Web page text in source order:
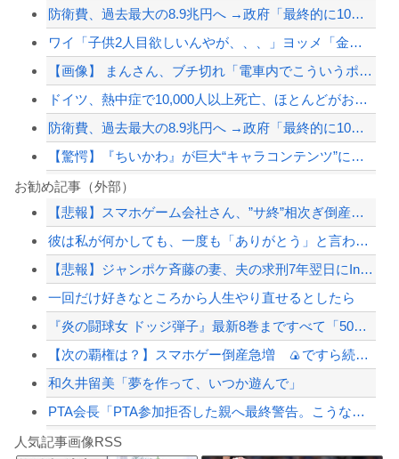
防衛費、過去最大の8.9兆円へ →政府「最終的に10兆円規模になる可能性」
ワイ「子供2人目欲しいんやが、、、」ヨッメ「金は？育児は？私の仕事は？キャリアは...
【画像】 まんさん、ブチ切れ「電車内でこういうポジのおじ、ガチでイラネ」→
ドイツ、熱中症で10,000人以上死亡、ほとんどがお前らと同年代で若者は元気💪
防衛費、過去最大の8.9兆円へ →政府「最終的に10兆円規模になる可能性」
【驚愕】『ちいかわ』が巨大“キャラコンテンツ”になった理由
【完結編】友人から俺の嫁と子が不審な男と歩いてると聞いた俺。単身赴任先から興信所...
【地震】東京練馬区で震度2、千葉や神奈川でも揺れ…お前ら気付いた？
ジャンポケ斎藤と代理人のやりとり、「地獄すぎて完全にコントになってる……」と衝撃...
【配信者】「金バエ」のSNS更新が1週間途絶え、様々な憶測が飛び交う。1週間ぶり...
【緊急速報】NYで警官が黒人男性の首を絞め、暴動第二波不可避へ
Powered by livedoor 相互RSS
お勧め記事（外部）
【悲報】スマホゲーム会社さん、”サ終”相次ぎ倒産しまくってる模様
彼は私が何かしても、一度も「ありがとう」と言わない
【悲報】ジャンポケ斉藤の妻、夫の求刑7年翌日にInstagram更新「楽しすぎた...
一回だけ好きなところから人生やり直せるとしたら
『炎の闘球女 ドッジ弾子』最新8巻まですべて「50％ポイント還元」セール！3,5...
【次の覇権は？】スマホゲー倒産急増 🍙ですら続くのに…
和久井留美「夢を作って、いつか遊んで」
PTA会長「PTA参加拒否した親へ最終警告。こうなってもいい？」
人気記事画像RSS